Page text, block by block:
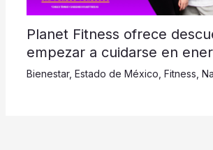
Planet Fitness ofrece
empezar a cuidarse en
Bienestar, Estado de México Fitness